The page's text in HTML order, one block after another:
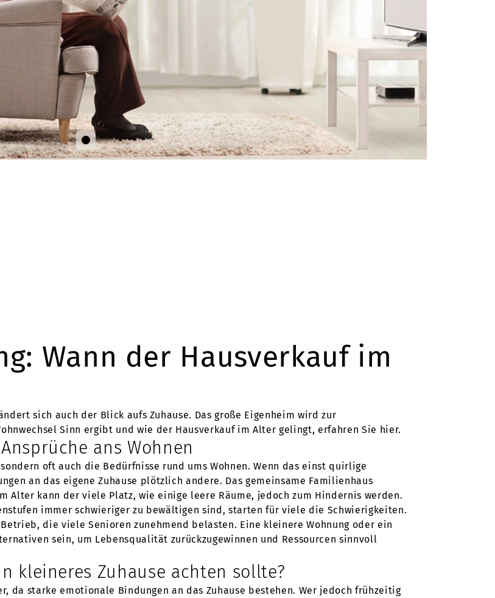
Wann der Hausverkauf im
sich auch der Blick aufs Zuhause. Das große Eigenheim wird zur
Sinn ergibt und wie der Hausverkauf im Alter gelingt, erfahren Sie hier.
ans Wohnen
oft auch die Bedürfnisse rund ums Wohnen. Wenn das einst quirlige
an das eigene Zuhause plötzlich andere. Das gemeinsame Familienhaus
Alter kann der viele Platz, wie einige leere Räume, jedoch zum Hindernis werden.
immer schwieriger zu bewältigen sind, starten für viele die Schwierigkeiten.
die viele Senioren zunehmend belasten. Eine kleinere Wohnung oder ein
sein, um Lebensqualität zurückzugewinnen und Ressourcen sinnvoll
kleineres Zuhause achten sollte?
da starke emotionale Bindungen an das Zuhause bestehen. Wer jedoch frühzeitig